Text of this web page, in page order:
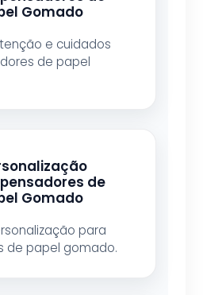
Gomado
e cuidados
de papel
de
Gomado
para
de papel gomado.